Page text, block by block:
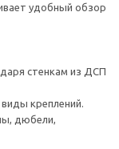
удобный обзор
стенкам из ДСП
креплений.
дюбели,